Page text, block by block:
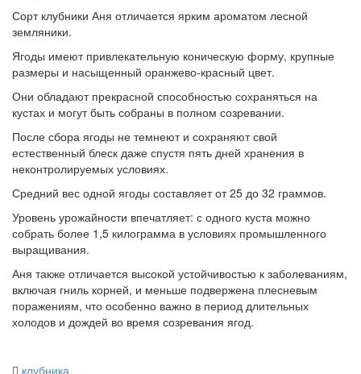
Сорт клубники Аня отличается ярким ароматом лесной
земляники.
Ягоды имеют привлекательную коническую форму, крупные
размеры и насыщенный оранжево-красный цвет.
Они обладают прекрасной способностью сохраняться на
кустах и могут быть собраны в полном созревании.
После сбора ягоды не темнеют и сохраняют свой
естественный блеск даже спустя пять дней хранения в
неконтролируемых условиях.
Средний вес одной ягоды составляет от 25 до 32 граммов.
Уровень урожайности впечатляет: с одного куста можно
собрать более 1,5 килограмма в условиях промышленного
выращивания.
Аня также отличается высокой устойчивостью к заболеваниям,
включая гниль корней, и меньше подвержена плесневым
поражениям, что особенно важно в период длительных
холодов и дождей во время созревания ягод.
клубника